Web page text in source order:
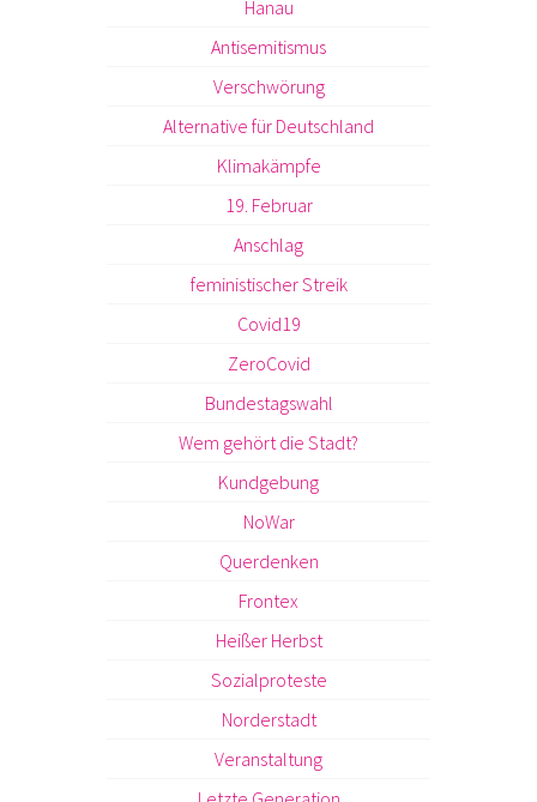
Hanau
Antisemitismus
Verschwörung
Alternative für Deutschland
Klimakämpfe
19. Februar
Anschlag
feministischer Streik
Covid19
ZeroCovid
Bundestagswahl
Wem gehört die Stadt?
Kundgebung
NoWar
Querdenken
Frontex
Heißer Herbst
Sozialproteste
Norderstadt
Veranstaltung